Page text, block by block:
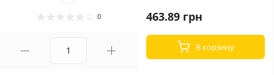
0 463.89 грн
В корзину